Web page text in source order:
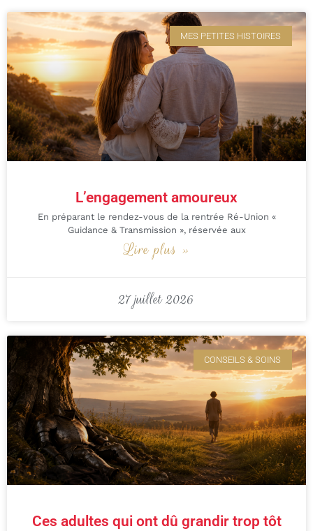
MES PETITES HISTOIRES
L’engagement amoureux
En préparant le rendez-vous de la rentrée Ré-Union «
Guidance & Transmission », réservée aux
Lire plus »
27 juillet 2026
CONSEILS & SOINS
Ces adultes qui ont dû grandir trop tôt